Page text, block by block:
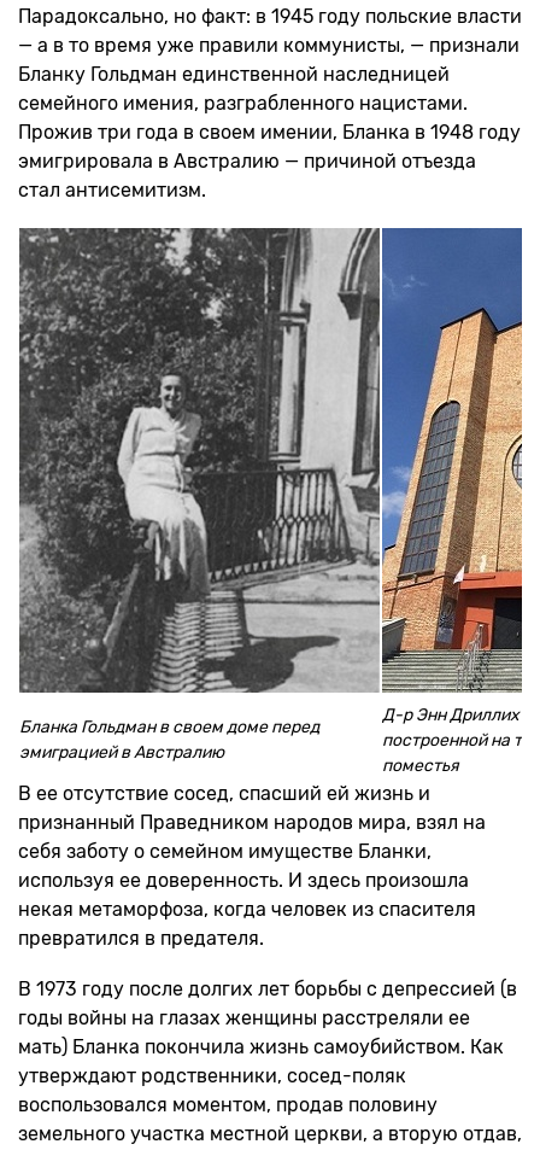
Парадоксально, но факт: в 1945 году польские власти
— а в то время уже правили коммунисты, — признали
Бланку Гольдман единственной наследницей
семейного имения, разграбленного нацистами.
Прожив три года в своем имении, Бланка в 1948 году
эмигрировала в Австралию — причиной отъезда
стал антисемитизм.
Бланка Гольдман в своем доме перед
эмиграцией в Австралию
Д-р Энн Дриллих
построенной на
поместья
В ее отсутствие сосед, спасший ей жизнь и
признанный Праведником народов мира, взял на
себя заботу о семейном имуществе Бланки,
используя ее доверенность. И здесь произошла
некая метаморфоза, когда человек из спасителя
превратился в предателя.
В 1973 году после долгих лет борьбы с депрессией (в
годы войны на глазах женщины расстреляли ее
мать) Бланка покончила жизнь самоубийством. Как
утверждают родственники, сосед-поляк
воспользовался моментом, продав половину
земельного участка местной церкви, а вторую отдав,